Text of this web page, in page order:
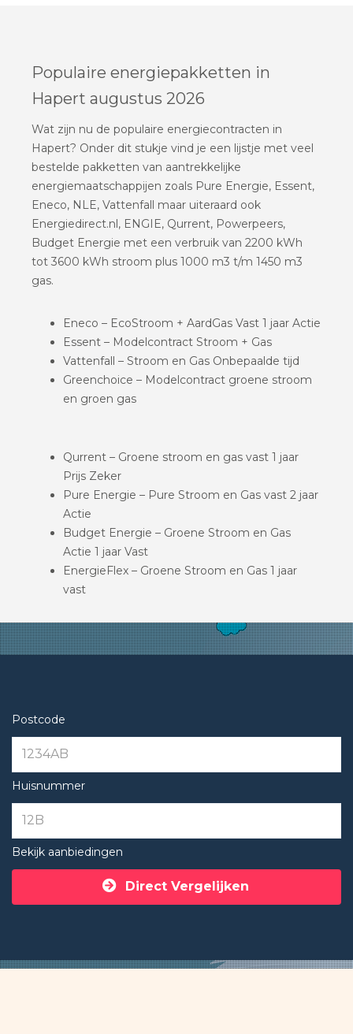
Populaire energiepakketten in
Hapert augustus 2026
Wat zijn nu de populaire energiecontracten in
Hapert? Onder dit stukje vind je een lijstje met veel
bestelde pakketten van aantrekkelijke
energiemaatschappijen zoals Pure Energie, Essent,
Eneco, NLE, Vattenfall maar uiteraard ook
Energiedirect.nl, ENGIE, Qurrent, Powerpeers,
Budget Energie met een verbruik van 2200 kWh
tot 3600 kWh stroom plus 1000 m3 t/m 1450 m3
gas.
Eneco – EcoStroom + AardGas Vast 1 jaar Actie
Essent – Modelcontract Stroom + Gas
Vattenfall – Stroom en Gas Onbepaalde tijd
Greenchoice – Modelcontract groene stroom
en groen gas
Qurrent – Groene stroom en gas vast 1 jaar
Prijs Zeker
Pure Energie – Pure Stroom en Gas vast 2 jaar
Actie
Budget Energie – Groene Stroom en Gas
Actie 1 jaar Vast
EnergieFlex – Groene Stroom en Gas 1 jaar
vast
Postcode
Huisnummer
Bekijk aanbiedingen
Direct Vergelijken